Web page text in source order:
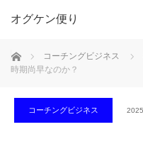
オグケン便り
ホーム コーチングビジネス
時期尚早なのか？
コーチングビジネス